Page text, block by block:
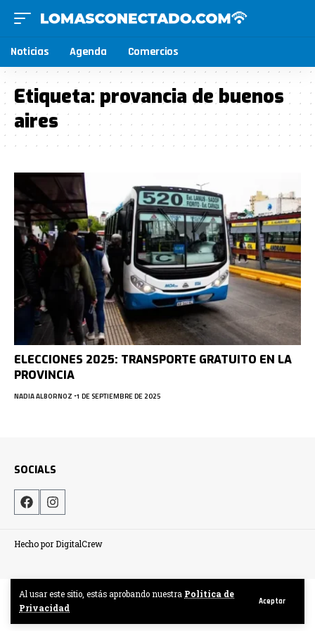
Al usar este sitio, estás aprobando nuestra Politica de
Privacidad
Aceptar
Noticias Agenda Comercios
Etiqueta:provancia de buenos
aires
ELECCIONES 2025: TRANSPORTE GRATUITO EN LA
PROVINCIA
NADIA ALBORNOZ 1 DE SEPTIEMBRE DE 2025
SOCIALS
Hecho por DigitalCrew